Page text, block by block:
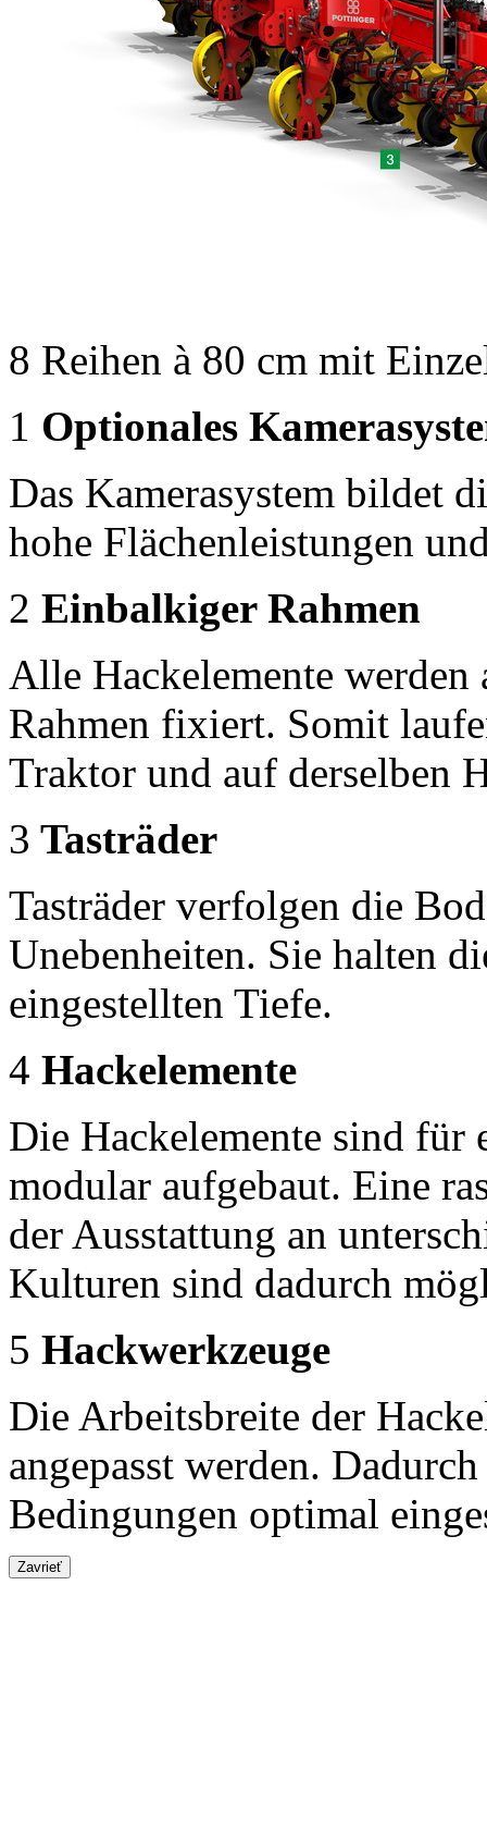
8 Reihen à 80 cm mit
1 Optionales
Das Kamerasystem bildet
hohe Flächenleistungen
2 Einbalkiger Rahmen
Alle Hackelemente werden
Rahmen fixiert. Somit
Traktor und auf derselben
3 Tasträder
Tasträder verfolgen die
Unebenheiten. Sie halten
eingestellten Tiefe.
4 Hackelemente
Die Hackelemente sind
modular aufgebaut. Eine
der Ausstattung an
Kulturen sind dadurch
5 Hackwerkzeuge
Die Arbeitsbreite der
angepasst werden.
Bedingungen optimal
Zavrieť